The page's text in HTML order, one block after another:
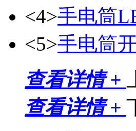
<4>手电筒
<5>手电筒
查看详情 +
查看详情 +